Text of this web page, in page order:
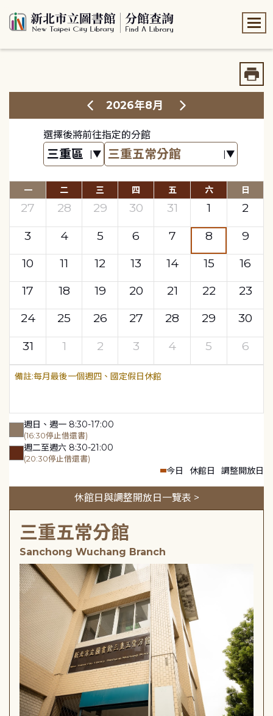
2026年8月
選擇後將前往指定的分館
一 二 三 四 五 六 日
27 28 29 30 31 1
2
3
4 5 6 7 8
9
10
11 12 13 14 15
16
17
18 19 20 21 22
23
24
25 26 27 28 29
30
31
1 2 3 4 5 6
每月最後一個週四、國定假日休館
週日、週一 8:30-17:00
(16:30停止借還書)
週二至週六 8:30-21:00
(20:30停止借還書)
今日 休館日 調整開放日
休館日與調整開放日一覽表 >
三重五常分館
Sanchong Wuchang Branch